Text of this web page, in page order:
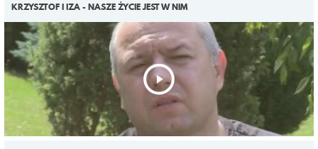
KRZYSZTOF I IZA - NASZE ŻYCIE JEST W NIM